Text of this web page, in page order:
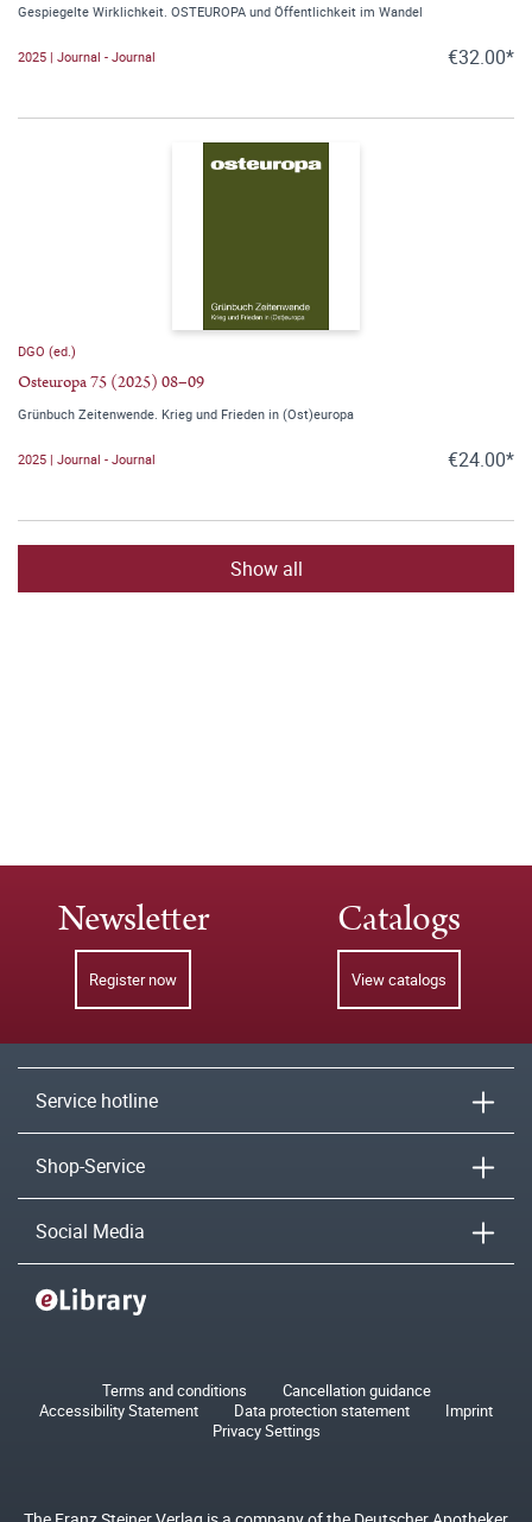
Gespiegelte Wirklichkeit. OSTEUROPA und Öffentlichkeit im Wandel
2025 | Journal - Journal €32.00*
DGO (ed.)
Osteuropa 75 (2025) 08–09
Grünbuch Zeitenwende. Krieg und Frieden in (Ost)europa
2025 | Journal - Journal €24.00*
Show all
Newsletter
Register now
Catalogs
View catalogs
Service hotline
Shop-Service
Social Media
Terms and conditions
Cancellation guidance
Accessibility Statement
Data protection statement
Imprint
Privacy Settings